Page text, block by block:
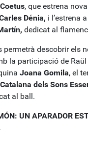
Coetus, que estrena
Dénia, i l’estrena
dedicat al
permetrà descobrir els
la participació de
Joana Gomila, el
dels Sons
al ball.
UN APARADOR